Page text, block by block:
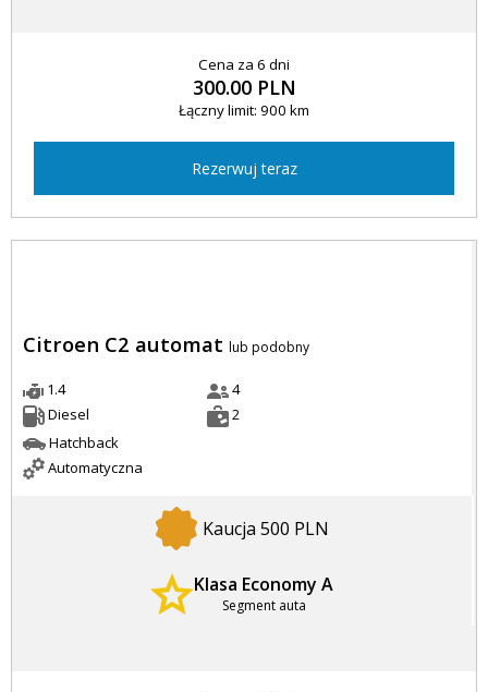
Cena za 6 dni
300.00 PLN
Łączny limit: 900 km
Rezerwuj teraz
Citroen C2 automat lub podobny
1.4
Diesel
Hatchback
Automatyczna
4
2
Kaucja 500 PLN
Klasa Economy A
Segment auta